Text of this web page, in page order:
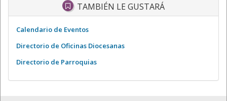
TAMBIÉN LE GUSTARÁ
Calendario de Eventos
Directorio de Oficinas Diocesanas
Directorio de Parroquias